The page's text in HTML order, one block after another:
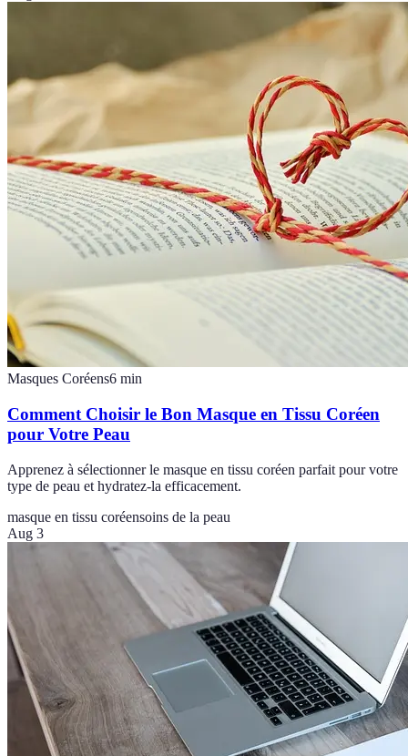
Masques Coréens6 min
Comment Choisir le Bon Masque en Tissu Coréen
pour Votre Peau
Apprenez à sélectionner le masque en tissu coréen parfait pour votre
type de peau et hydratez-la efficacement.
masque en tissu coréensoins de la peau
Aug 3